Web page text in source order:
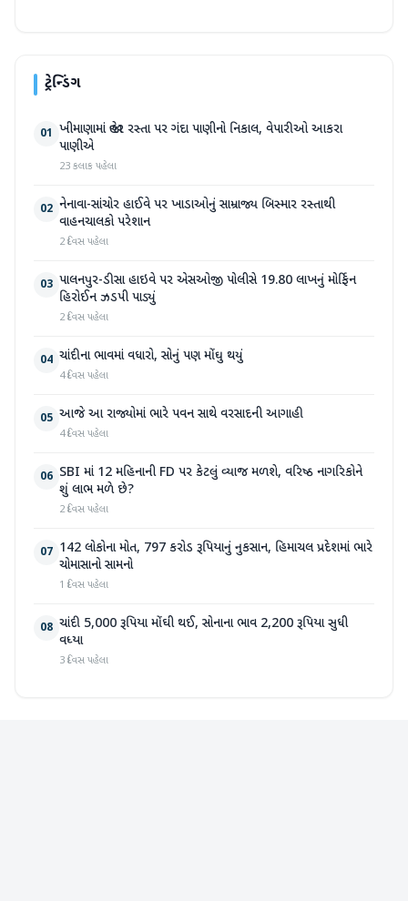
ટ્રેન્ડિંગ
01 ખીમાણામાં જાહેર રસ્તા પર ગંદા પાણીનો નિકાલ, વેપારીઓ આકરા
પાણીએ
23 કલાક પહેલા
02 નેનાવા-સાંચોર હાઈવે પર ખાડાઓનું સામ્રાજ્ય બિસ્માર રસ્તાથી
વાહનચાલકો પરેશાન
2 દિવસ પહેલા
03 પાલનપુર-ડીસા હાઇવે પર એસઓજી પોલીસે 19.80 લાખનું મોર્ફિન
હિરોઈન ઝડપી પાડ્યું
2 દિવસ પહેલા
04 ચાંદીના ભાવમાં વધારો, સોનું પણ મોંઘુ થયું
4 દિવસ પહેલા
05 આજે આ રાજ્યોમાં ભારે પવન સાથે વરસાદની આગાહી
4 દિવસ પહેલા
06 SBI માં 12 મહિનાની FD પર કેટલું વ્યાજ મળશે, વરિષ્ઠ નાગરિકોને
શું લાભ મળે છે?
2 દિવસ પહેલા
07 142 લોકોના મોત, 797 કરોડ રૂપિયાનું નુકસાન, હિમાચલ પ્રદેશમાં ભારે
ચોમાસાનો સામનો
1 દિવસ પહેલા
08 ચાંદી 5,000 રૂપિયા મોંઘી થઈ, સોનાના ભાવ 2,200 રૂપિયા સુધી
વધ્યા
3 દિવસ પહેલા